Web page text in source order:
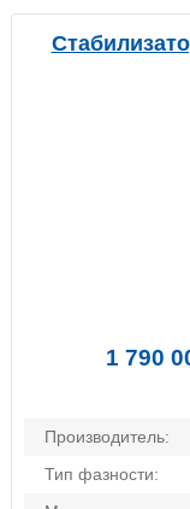
Производитель:
Тип фазности:
1 790